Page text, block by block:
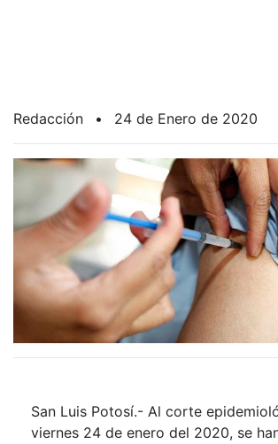
Redacción • 24 de Enero de 2020
San Luis Potosí.- Al corte
viernes 24 de enero del 2020, se